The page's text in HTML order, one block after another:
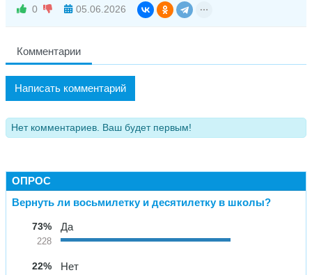
0 05.06.2026
Комментарии
Написать комментарий
Нет комментариев. Ваш будет первым!
ОПРОС
Вернуть ли восьмилетку и десятилетку в школы?
73%
228
Да
22% Нет